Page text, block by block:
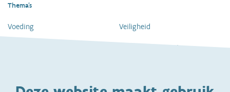
Thema's
Voeding
Ontwikkeling en gedrag
Veiligheid
Dagelijkse verzorging
Gezinsleven